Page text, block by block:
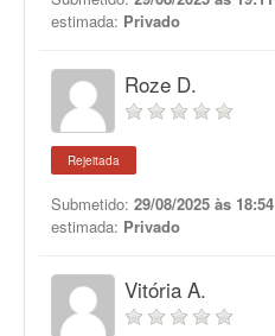
estimada: Privado
Roze D.
Rejeitada
Submetido: 29/08/2025 às 18:54
estimada: Privado
Vitória A.